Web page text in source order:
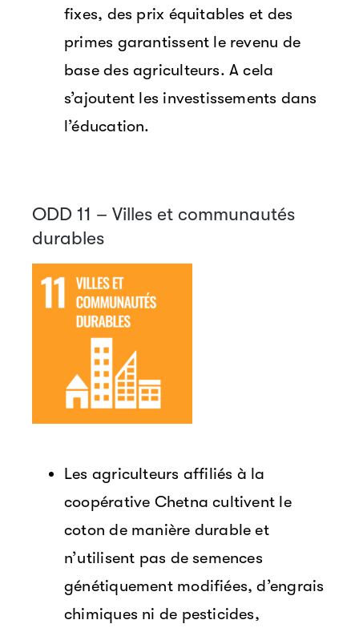
fixes, des prix équitables et des
primes garantissent le revenu de
base des agriculteurs. A cela
s’ajoutent les investissements dans
l’éducation.
ODD 11 – Villes et communautés
durables
Les agriculteurs affiliés à la
coopérative Chetna cultivent le
coton de manière durable et
n’utilisent pas de semences
génétiquement modifiées, d’engrais
chimiques ni de pesticides,